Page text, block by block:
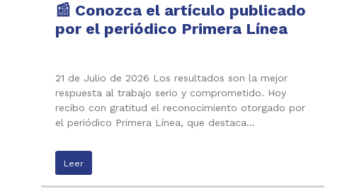
📰 Conozca el artículo publicado
por el periódico Primera Línea
21 de Julio de 2026 Los resultados son la mejor
respuesta al trabajo serio y comprometido. Hoy
recibo con gratitud el reconocimiento otorgado por
el periódico Primera Línea, que destaca…
Leer